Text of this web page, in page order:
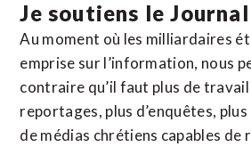
Je soutiens le
Au moment où les milliardaires
emprise sur l’information, nous
contraire qu’il faut plus de
reportages, plus d’enquêtes,
de médias chrétiens capables de